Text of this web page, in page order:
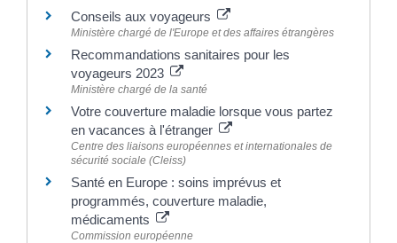
Conseils aux voyageurs
Ministère chargé de l'Europe et des affaires étrangères
Recommandations sanitaires pour les
voyageurs 2023
Ministère chargé de la santé
Votre couverture maladie lorsque vous partez
en vacances à l'étranger
Centre des liaisons européennes et internationales de
sécurité sociale (Cleiss)
Santé en Europe : soins imprévus et
programmés, couverture maladie,
médicaments
Commission européenne